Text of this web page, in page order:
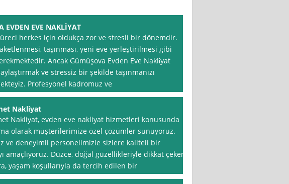
EVDEN EVE NAKLİYAT
herkes için oldukça zor ve stresli bir dönemdir.
taşınması, yeni eve yerleştirilmesi gibi
Ancak Gümüşova Evden Eve Nakli̇yat
ve stressiz bir şekilde taşınmanızı
Profesyonel kadromuz ve
Nakliyat
Nakliyat, evden eve nakliyat hizmetleri konusunda
olarak müşterilerimize özel çözümler sunuyoruz.
ve deneyimli personelimizle sizlere kaliteli bir
amaçlıyoruz. Düzce, doğal güzellikleriyle dikkat çeken
yaşam koşullarıyla da tercih edilen bir